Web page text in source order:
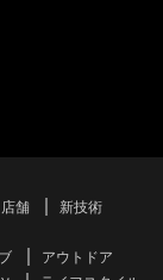
店舗
新技術
アウトドア